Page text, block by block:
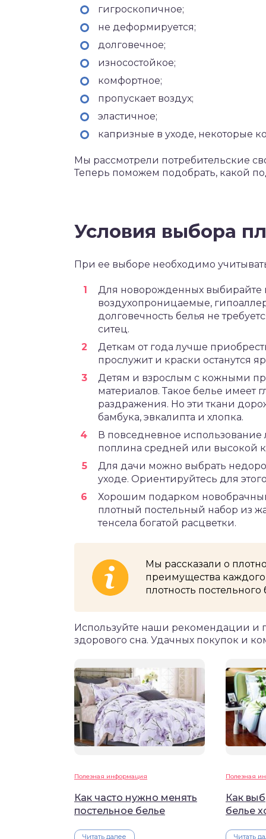
гигроскопичное;
не деформируется;
долговечное;
износостойкое;
комфортное;
пропускает воздух;
эластичное;
капризные в уходе, некоторые
Мы рассмотрели потребительские
Теперь поможем подобрать, какой
Условия выбора
При ее выборе необходимо
Для новорожденных выбирайте
воздухопроницаемые,
долговечность белья не
ситец.
Деткам от года лучше
прослужит и краски останутся
Детям и взрослым с кожными
материалов. Такое белье имеет
раздражения. Но эти ткани
бамбука, эвкалипта и хлопка.
В повседневное использование
поплина средней или высокой
Для дачи можно выбрать
уходе. Ориентируйтесь для
Хорошим подарком
плотный постельный набор из
тенсела богатой расцветки.
Мы рассказали о
преимущества каждого
плотность
Используйте наши рекомендации и
здорового сна. Удачных покупок и
Полезная информация
Как часто нужно менять
постельное белье
Читать далее
Полезная
Как
белье
Читать